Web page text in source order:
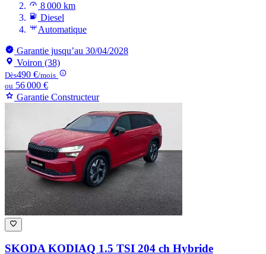
8 000 km
Diesel
Automatique
Garantie jusqu’au 30/04/2028
Voiron (38)
Dès490 €/mois
ou 56 000 €
Garantie Constructeur
SKODA KODIAQ 1.5 TSI 204 ch Hybride